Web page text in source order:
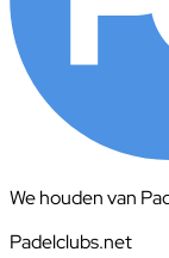
We houden van
Padelclubs.net